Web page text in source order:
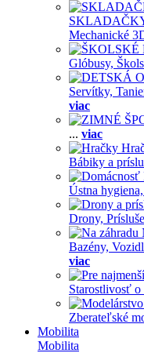
Mechanické
Glóbusy,
Servítky,
viac
... viac
Bábiky a
Ústna hygiena,
Drony,
Bazény,
viac
Starostlivosť o
Zberateľské
Mobilita
Mobilita